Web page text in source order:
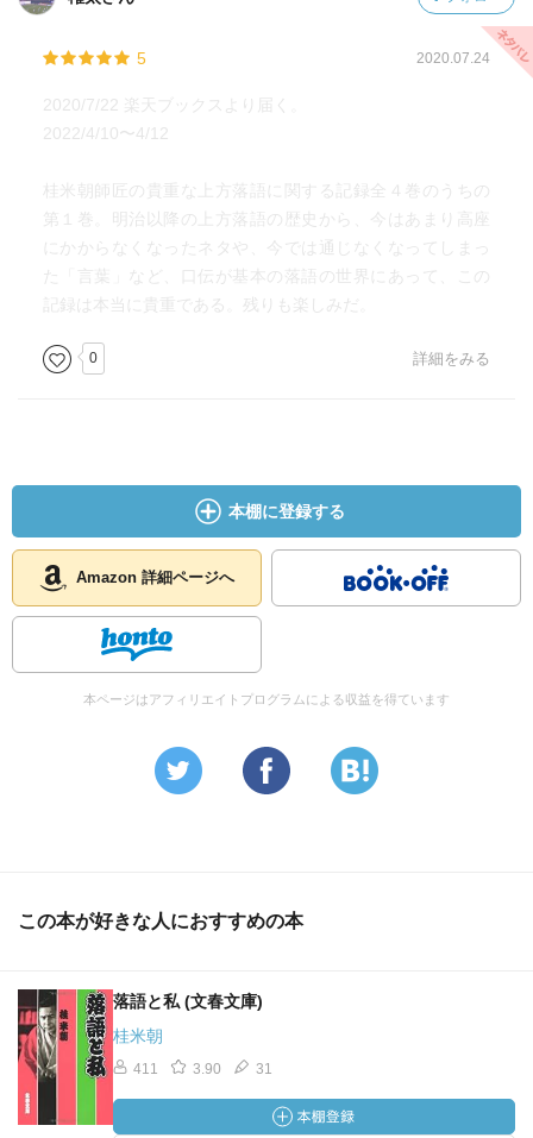
5 2020.07.24
2020/7/22 楽天ブックスより届く。
2022/4/10〜4/12
桂米朝師匠の貴重な上方落語に関する記録全４巻のうちの
第１巻。明治以降の上方落語の歴史から、今はあまり高座
にかからなくなったネタや、今では通じなくなってしまっ
た「言葉」など、口伝が基本の落語の世界にあって、この
記録は本当に貴重である。残りも楽しみだ。
0 詳細をみる
本棚に登録する
Amazon 詳細ページへ
本ページはアフィリエイトプログラムによる収益を得ています
この本が好きな人におすすめの本
落語と私 (文春文庫)
桂米朝
411 3.90 31